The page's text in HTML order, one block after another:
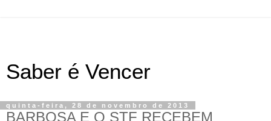
Saber é Vencer
quinta-feira, 28 de novembro de 2013
BARBOSA E O STF RECEBEM